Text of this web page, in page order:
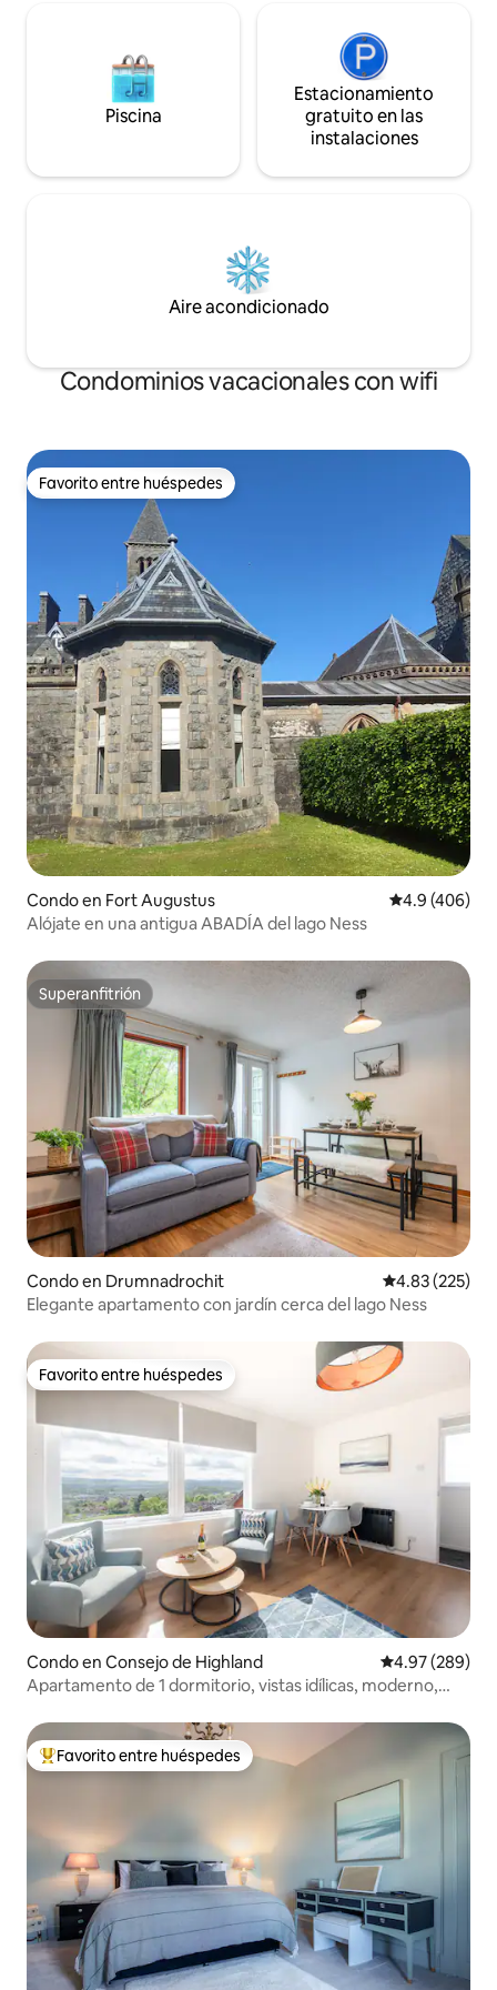
Piscina
Estacionamiento
gratuito en las
instalaciones
Aire acondicionado
Condominios vacacionales con wifi
Favorito entre huéspedes
Favorito entre huéspedes
Condo en Fort Augustus Calificación
4.9 (406)
Alójate en una antigua ABADÍA del lago Ness
Superanfitrión
Superanfitrión
Condo en Drumnadrochit Calificación
4.83 (225)
Elegante apartamento con jardín cerca del lago Ness
Favorito entre huéspedes
Favorito entre huéspedes
Condo en Consejo de Highland Calificación
4.97 (289)
Apartamento de 1 dormitorio, vistas idílicas, moderno,
Favorito entre huéspedes preferido
Favorito entre huéspedes